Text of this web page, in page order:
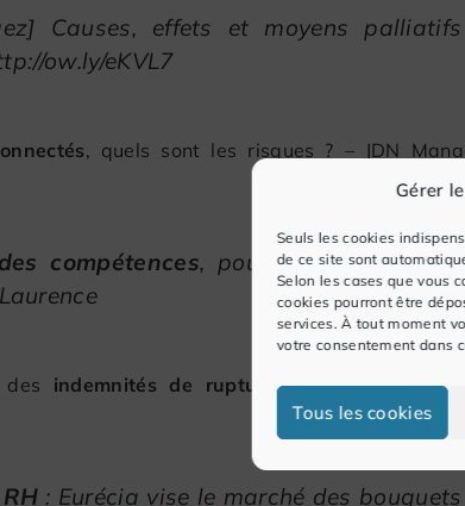
Gérer
Seuls les cookies
de ce site sont
Selon les cases que vous
cookies pourront être
services. À tout moment
votre consentement dans
Tous les cookies
Causes, effets et moyens
ow.ly/eKVL7
, quels sont les risques ? – JDN
compétences, pourquoi tant de
des indemnités de rupture conventionnelle
: Eurécia vise le marché des